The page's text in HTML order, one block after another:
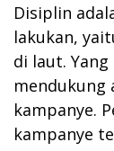
Disiplin
lakukan,
di laut.
mendukung
kampanye.
kampanye